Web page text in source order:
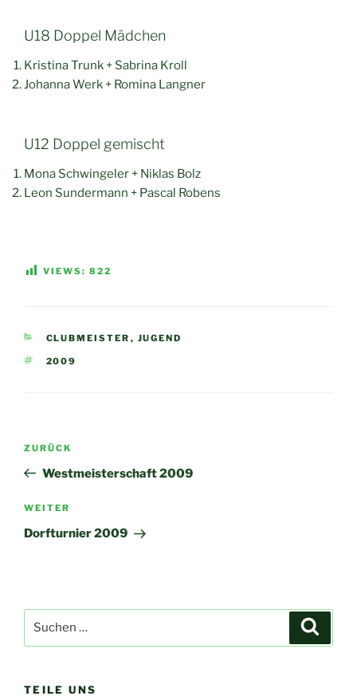
U18 Doppel Mädchen
Kristina Trunk + Sabrina Kroll
Johanna Werk + Romina Langner
U12 Doppel gemischt
Mona Schwingeler + Niklas Bolz
Leon Sundermann + Pascal Robens
VIEWS: 822
KATEGORIEN
CLUBMEISTER , JUGEND
SCHLAGWÖRTER
2009
Beitragsnavigation
Vorheriger
Beitrag
ZURÜCK
Westmeisterschaft 2009
Nächster
Beitrag
WEITER
Dorfturnier 2009
nach:
TEILE UNS